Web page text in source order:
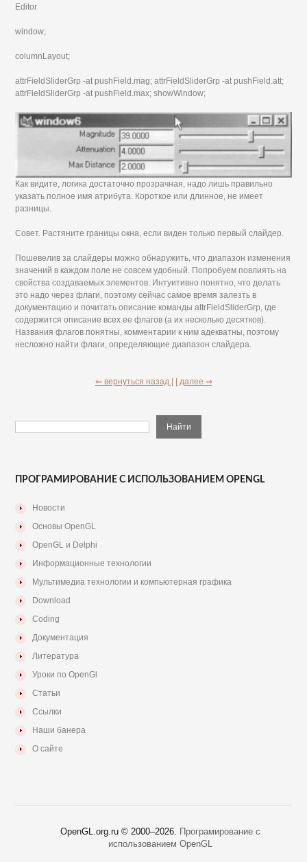
Editor
window;
columnLayout;
attrFieldSliderGrp -at pushField.mag; attrFieldSliderGrp -at pushField.att;
attrFieldSliderGrp -at pushField.max; showWindow;
Как видите, логика достаточно прозрачная, надо лишь правильно
указать полное имя атрибута. Короткое или длинное, не имеет
разницы.
Совет. Растяните границы окна, если виден только первый слайдер.
Пошевелив за слайдеры можно обнаружить, что диапазон изменения
значений в каждом поле не совсем удобный. Попробуем повлиять на
свойства создаваемых элементов. Интуитивно понятно, что делать
это надо через флаги, поэтому сейчас самое время залезть в
документацию и почитать описание команды attrFieldSliderGrp, где
содержится описание всех ее флагов (а их несколько десятков).
Названия флагов понятны, комментарии к ним адекватны, поэтому
несложно найти флаги, определяющие диапазон слайдера.
⇐ вернуться назад | | далее ⇒
ПРОГРАМИРОВАНИЕ С ИСПОЛЬЗОВАНИЕМ OPENGL
Новости
Основы OpenGL
OpenGL и Delphi
Информационные технологии
Мультимедиа технологии и компьютерная графика
Download
Coding
Документация
Литература
Уроки по OpenGl
Статьи
Ссылки
Наши банера
О сайте
OpenGL.org.ru © 2000–2026. Програмирование с
использованием OpenGL